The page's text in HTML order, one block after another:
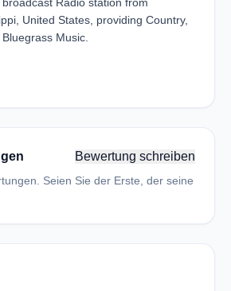
United States, providing Country,
Music.
Bewertung schreiben
Seien Sie der Erste, der seine